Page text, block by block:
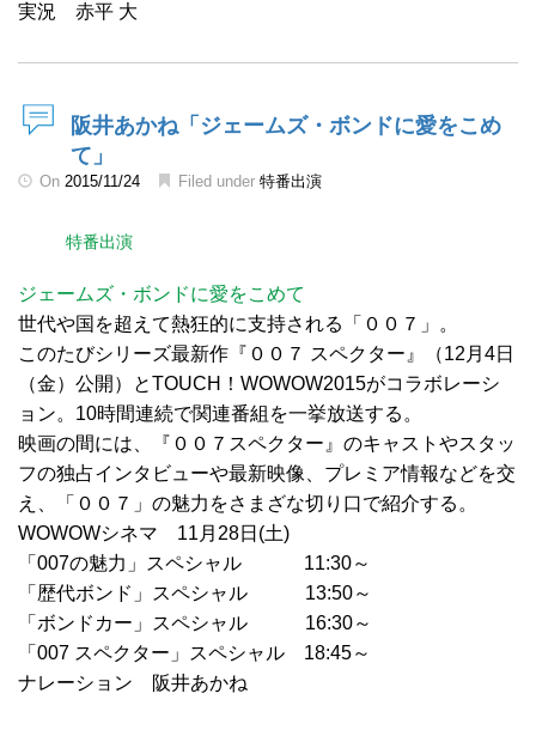
実況 赤平 大
阪井あかね「ジェームズ・ボンドに愛をこめ
て」
On 2015/11/24 Filed under 特番出演
特番出演
ジェームズ・ボンドに愛をこめて
世代や国を超えて熱狂的に支持される「００７」。
このたびシリーズ最新作『００７ スペクター』（12月4日
（金）公開）とTOUCH！WOWOW2015がコラボレーシ
ョン。10時間連続で関連番組を一挙放送する。
映画の間には、『００７スペクター』のキャストやスタッ
フの独占インタビューや最新映像、プレミア情報などを交
え、「００７」の魅力をさまざな切り口で紹介する。
WOWOWシネマ 11月28日(土)
「007の魅力」スペシャル 11:30～
「歴代ボンド」スペシャル 13:50～
「ボンドカー」スペシャル 16:30～
「007 スペクター」スペシャル 18:45～
ナレーション 阪井あかね